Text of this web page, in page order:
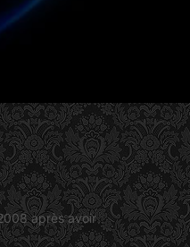
après avoir